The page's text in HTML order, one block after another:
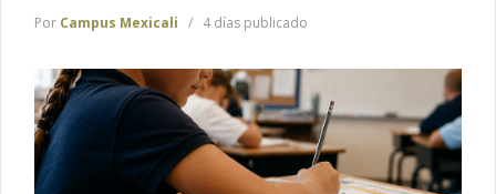
Por Campus Mexicali 4 días publicado